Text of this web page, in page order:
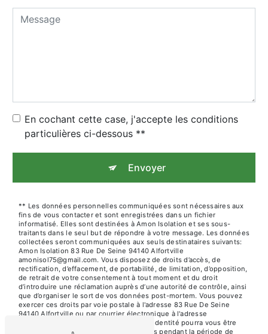
En cochant cette case, j'accepte les conditions
particulières ci-dessous **
Envoyer
** Les données personnelles communiquées sont nécessaires aux
fins de vous contacter et sont enregistrées dans un fichier
informatisé. Elles sont destinées à Amon Isolation et ses sous-
traitants dans le seul but de répondre à votre message. Les données
collectées seront communiquées aux seuls destinataires suivants:
Amon Isolation 83 Rue De Seine 94140 Alfortville
amonisol75@gmail.com. Vous disposez de droits d’accès, de
rectification, d’effacement, de portabilité, de limitation, d’opposition,
de retrait de votre consentement à tout moment et du droit
d’introduire une réclamation auprès d’une autorité de contrôle, ainsi
que d’organiser le sort de vos données post-mortem. Vous pouvez
exercer ces droits par voie postale à l'adresse 83 Rue De Seine
94140 Alfortville ou par courrier électronique à l'adresse
amonisol75@gmail.com. Un justificatif d'identité pourra vous être
demandé. Nous conservons vos données pendant la période de